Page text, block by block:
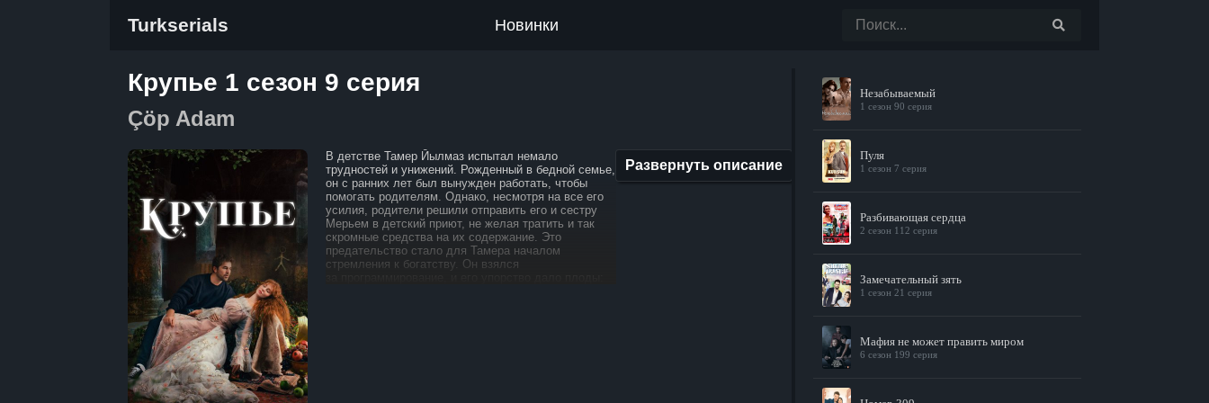
Turkserials Новинки
Крупье 1 сезон 9 серия
Çöp Adam
В детстве Тамер Йылмаз испытал немало
трудностей и унижений. Рожденный в бедной семье,
он с ранних лет был вынужден работать, чтобы
помогать родителям. Однако, несмотря на все его
усилия, родители решили отправить его и сестру
Мерьем в детский приют, не желая тратить и так
скромные средства на их содержание. Это
предательство стало для Тамера началом
стремления к богатству. Он взялся
Развернуть описание
Незабываемый
1 сезон 90 серия
Пуля
1 сезон 7 серия
Разбивающая сердца
2 сезон 112 серия
Замечательный зять
1 сезон 21 серия
Мафия не может править миром
6 сезон 199 серия